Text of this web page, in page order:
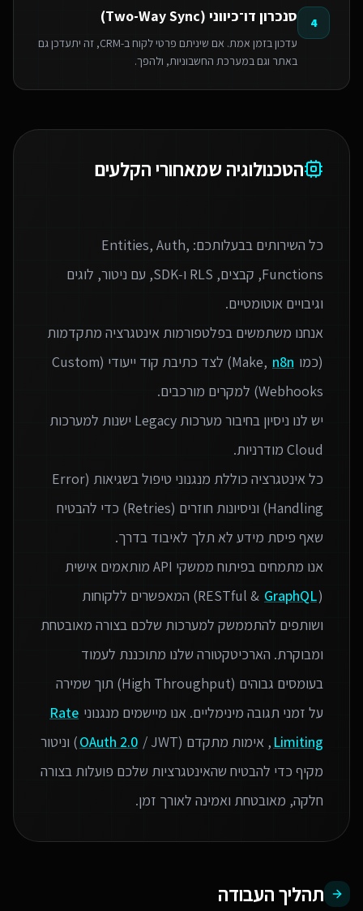
4 סנכרון דו־כיווני (Two-Way Sync)
עדכון בזמן אמת. אם שיניתם פרטי לקוח ב-CRM, זה יתעדכן גם
באתר וגם במערכת החשבוניות, ולהפך.
הטכנולוגיה שמאחורי הקלעים
כל השירותים בבעלותכם: Entities, Auth,
Functions, קבצים, RLS ו‑SDK, עם ניטור, לוגים
אנחנו משתמשים בפלטפורמות אינטגרציה מתקדמות
(כמו Make, n8n
) לצד כתיבת קוד ייעודי (Custom
יש לנו ניסיון בחיבור מערכות Legacy ישנות למערכות
כל אינטגרציה כוללת מנגנוני טיפול בשגיאות (Error
Handling) וניסיונות חוזרים (Retries) כדי להבטיח
אנו מתמחים בפיתוח ממשקי API מותאמים אישית
(RESTful &
GraphQL
) המאפשרים ללקוחות
ושותפים להתממשק למערכות שלכם בצורה מאובטחת
ומבוקרת. הארכיטקטורה שלנו מתוכננת לעמוד
בעומסים גבוהים (High Throughput) תוך שמירה
על זמני תגובה מינימליים. אנו מיישמים מנגנוני Rate
Limiting , אימות מתקדם ( OAuth 2.0/ JWT) וניטור
מקיף כדי להבטיח שהאינטגרציות שלכם פועלות בצורה
חלקה, מאובטחת ואמינה לאורך זמן.
תהליך העבודה